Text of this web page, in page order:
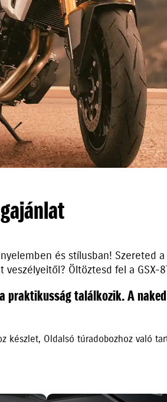
és stílusban!
Öltöztesd fel a
praktikusság találkozik. A
készlet, Oldalsó túradobozhoz való